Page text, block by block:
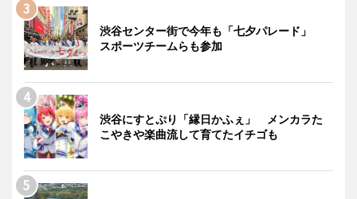
渋谷センター街で今年も「七夕パレード」
スポーツチームらも参加
渋谷にすとぷり「縁日かふぇ」 メンカラた
こやきや楽曲流して育てたイチゴも